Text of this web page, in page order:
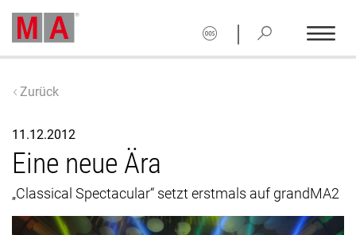
|
Zurück
11.12.2012
Eine neue Ära
„Classical Spectacular“ setzt erstmals auf grandMA2